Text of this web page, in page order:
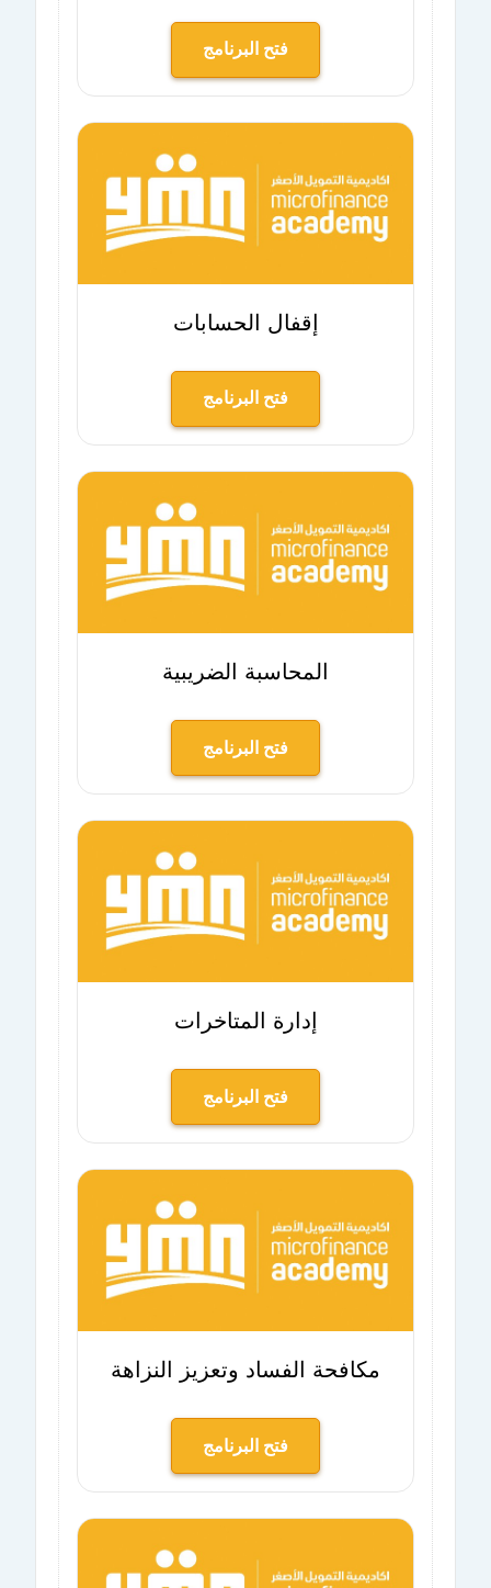
فتح البرنامج
إقفال الحسابات
فتح البرنامج
المحاسبة الضريبية
فتح البرنامج
إدارة المتاخرات
فتح البرنامج
مكافحة الفساد وتعزيز النزاهة
فتح البرنامج